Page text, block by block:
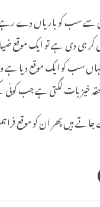
کا وہ قیامت خیز وقت آیا جب یہ ملکِ خداد دو لخت
ہے تو ایک موقع ضیاء
کو ایک موقع دیا ہے
خیز بات لگتی ہے جب
دیے جاتے ہیں پھر ان